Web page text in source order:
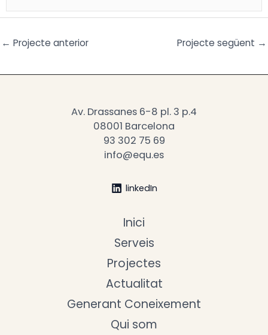
← Projecte anterior Projecte següent →
Av. Drassanes 6-8 pl. 3 p.4
08001 Barcelona
93 302 75 69
info@equ.es
linkedIn
Inici
Serveis
Projectes
Actualitat
Generant Coneixement
Qui som